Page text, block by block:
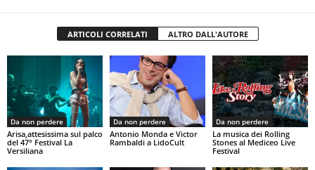
ARTICOLI CORRELATI ALTRO DALL'AUTORE
Da non perdere
Arisa,attesissima sul palco
del 47° Festival La
Versiliana
Da non perdere
Antonio Monda e Victor
Rambaldi a LidoCult
Da non perdere
La musica dei Rolling
Stones al Mediceo Live
Festival